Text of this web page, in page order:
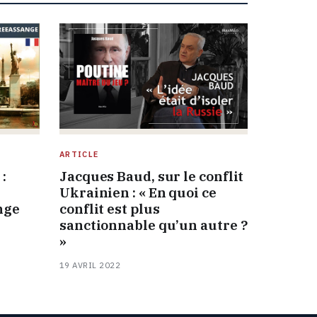
ARTICLE
Jacques Baud, sur le conflit
Ukrainien : « En quoi ce
conflit est plus
sanctionnable qu’un autre ?
»
19 AVRIL 2022